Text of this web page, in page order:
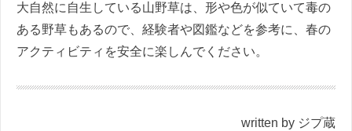
大自然に自生している山野草は、形や色が似ていて毒の
ある野草もあるので、経験者や図鑑などを参考に、春の
アクティビティを安全に楽しんでください。
written by ジプ蔵